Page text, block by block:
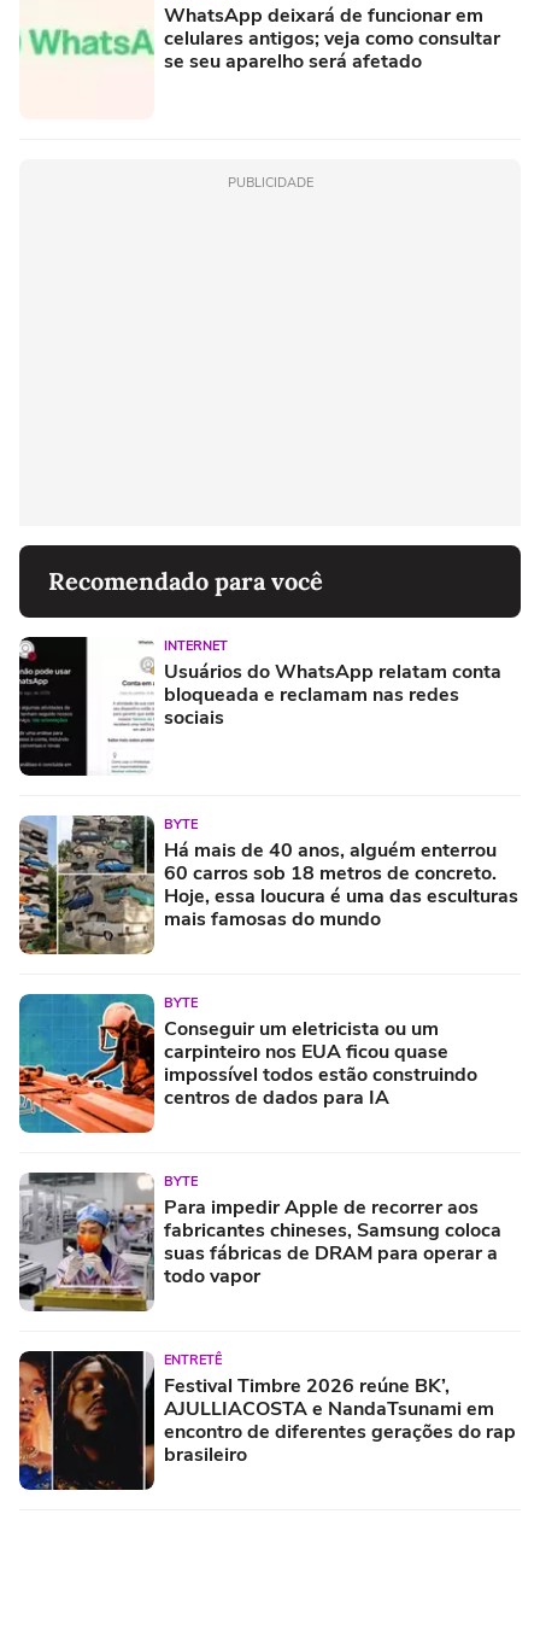
WhatsApp deixará de funcionar em
celulares antigos; veja como consultar
se seu aparelho será afetado
PUBLICIDADE
Recomendado para você
INTERNET
Usuários do WhatsApp relatam conta
bloqueada e reclamam nas redes
sociais
BYTE
Há mais de 40 anos, alguém enterrou
60 carros sob 18 metros de concreto.
Hoje, essa loucura é uma das esculturas
mais famosas do mundo
BYTE
Conseguir um eletricista ou um
carpinteiro nos EUA ficou quase
impossível todos estão construindo
centros de dados para IA
BYTE
Para impedir Apple de recorrer aos
fabricantes chineses, Samsung coloca
suas fábricas de DRAM para operar a
todo vapor
ENTRETÊ
Festival Timbre 2026 reúne BK’,
AJULLIACOSTA e NandaTsunami em
encontro de diferentes gerações do rap
brasileiro